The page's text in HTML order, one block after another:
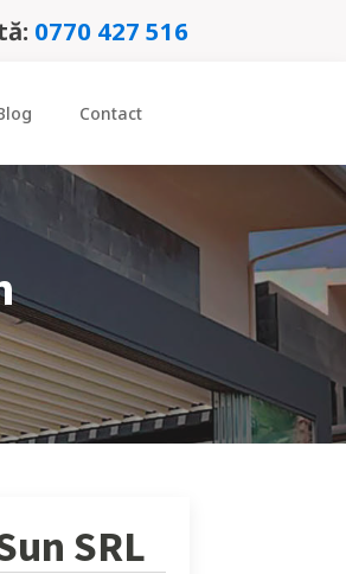
0770 427 516
Contact
SRL